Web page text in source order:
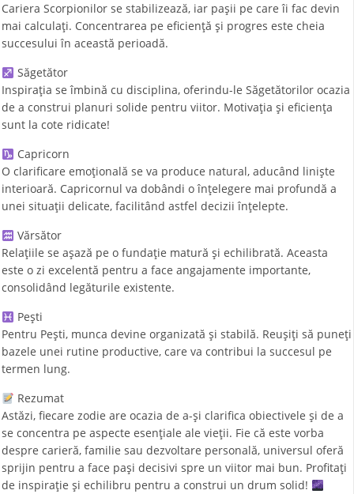
Cariera Scorpionilor se stabilizează, iar pașii pe care îi fac devin
mai calculați. Concentrarea pe eficiență și progres este cheia
succesului în această perioadă.
Săgetător
Inspirația se îmbină cu disciplina, oferindu-le Săgetătorilor ocazia
de a construi planuri solide pentru viitor. Motivația și eficiența
sunt la cote ridicate!
Capricorn
O clarificare emoțională se va produce natural, aducând liniște
interioară. Capricornul va dobândi o înțelegere mai profundă a
unei situații delicate, facilitând astfel decizii înțelepte.
Vărsător
Relațiile se așază pe o fundație matură și echilibrată. Aceasta
este o zi excelentă pentru a face angajamente importante,
consolidând legăturile existente.
Pești
Pentru Pești, munca devine organizată și stabilă. Reușiți să puneți
bazele unei rutine productive, care va contribui la succesul pe
termen lung.
Rezumat
Astăzi, fiecare zodie are ocazia de a-și clarifica obiectivele și de a
se concentra pe aspecte esențiale ale vieții. Fie că este vorba
despre carieră, familie sau dezvoltare personală, universul oferă
sprijin pentru a face pași decisivi spre un viitor mai bun. Profitați
de inspirație și echilibru pentru a construi un drum solid!